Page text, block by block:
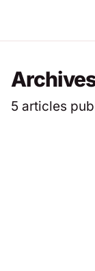
5 articles